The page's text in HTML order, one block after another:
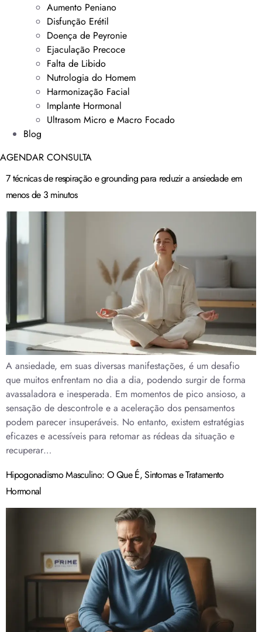
Aumento Peniano
Disfunção Erétil
Doença de Peyronie
Ejaculação Precoce
Falta de Libido
Nutrologia do Homem
Harmonização Facial
Implante Hormonal
Ultrasom Micro e Macro Focado
Blog
AGENDAR CONSULTA
7 técnicas de respiração e grounding para reduzir a ansiedade em
menos de 3 minutos
A ansiedade, em suas diversas manifestações, é um desafio
que muitos enfrentam no dia a dia, podendo surgir de forma
avassaladora e inesperada. Em momentos de pico ansioso, a
sensação de descontrole e a aceleração dos pensamentos
podem parecer insuperáveis. No entanto, existem estratégias
eficazes e acessíveis para retomar as rédeas da situação e
recuperar…
Hipogonadismo Masculino: O Que É, Sintomas e Tratamento
Hormonal